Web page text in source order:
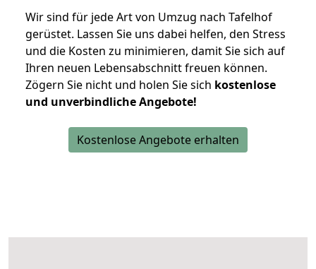
Wir sind für jede Art von Umzug nach Tafelhof
gerüstet. Lassen Sie uns dabei helfen, den Stress
und die Kosten zu minimieren, damit Sie sich auf
Ihren neuen Lebensabschnitt freuen können.
Zögern Sie nicht und holen Sie sich kostenlose
und unverbindliche Angebote!
Kostenlose Angebote erhalten